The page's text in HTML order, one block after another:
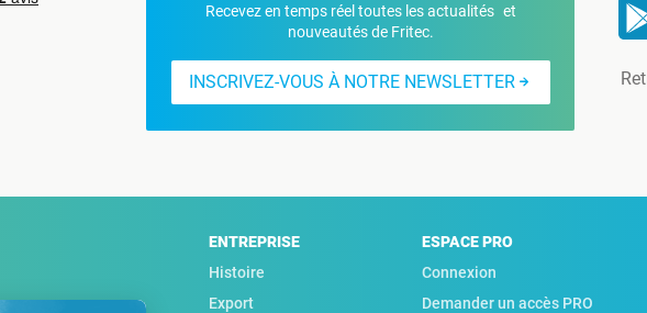
Recevez en temps réel toutes les actualités et
nouveautés de Fritec.
INSCRIVEZ-VOUS À NOTRE NEWSLETTER
ENTREPRISE
Histoire
Export
ESPACE PRO
Connexion
Demander un accès PRO